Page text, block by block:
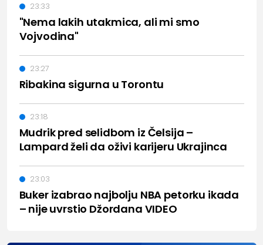
"Nema lakih utakmica, ali mi smo
Vojvodina"
23:33
Ribakina sigurna u Torontu
23:27
Mudrik pred selidbom iz Čelsija –
Lampard želi da oživi karijeru Ukrajinca
23:18
Buker izabrao najbolju NBA petorku ikada
– nije uvrstio Džordana VIDEO
23:03